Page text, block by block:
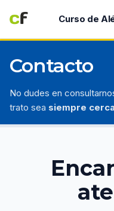
Curso de
Contacto
No dudes en
trato sea siempre